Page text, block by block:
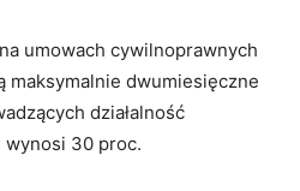
umowach cywilnoprawnych
maksymalnie dwumiesięczne
działalność
wynosi 30 proc.